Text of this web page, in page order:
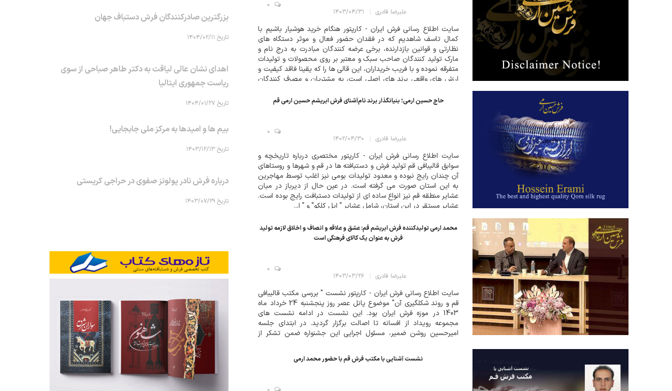
علیرضا قادری ۱۴۰۳/۰۴/۳۱
0
سایت اطلاع رسانی فرش ایران - کارپتور هنگام خرید هوشیار باشیم با
کمال تاسف شاهدیم که در فقدان حضور فعال و موثر دستگاه های
نظارتی و قوانین بازدارنده، برخی عرضه کنندگان مبادرت به درج نام و
مارک تولید کنندگان صاحب سبک و معتبر بر روی محصولات و تولیدات
متفرقه نموده و با فریب خریداران، این قالی ها را که یقینا فاقد کیفیت و
ارزش های واقعی برند های اصلی است، به مشتریان و مصرف کنندگان
حاج حسین ارمی؛ بنیانگذار برند نام‌آشنای فرش ابریشم حسین ارمی قم
علیرضا قادری ۱۴۰۲/۰۴/۳۰
0
سایت اطلاع رسانی فرش ایران - کارپتور مختصری درباره تاریخچه و
سوابق قالیبافی قم تولید فرش و دستبافته ها در قم و شهرها و روستاهای
آن چندان رایج نبوده و معدود تولیدات بومی نیز اغلب توسط مهاجرین
به این استان صورت می گرفته است. در عین حال از دیرباز در میان
عشایر منطقه قم نیز انواع ساده ای از تولیدات دستبافت رایج بوده است.
عشایر مستقر در این استان، شامل عشایر " ایل کلکو" و " ا...
محمد ارمی تولیدکننده فرش ابریشم قم: عشق و علاقه و انصاف و اخلاق لازمه تولید
فرش به عنوان یک کالای فرهنگی است
علیرضا قادری ۱۴۰۳/۰۳/۲۶
0
سایت اطلاع رسانی فرش ایران - کارپتور نشست " بررسی مکتب قالیبافی
قم و روند شکلگیری آن" موضوع پانل عصر روز پنجشنبه 24 خرداد ماه
1403 در موزه فرش ایران بود. این نشست در ادامه نشست های
مجموعه رویداد از افسانه تا اصالت برگزار گردید. در ابتدای جلسه
امیرحسین روشن ضمیر، مسئول اجرایی این جشنواره ضمن تشکر از
نشست آشنایی با مکتب فرش قم با حضور محمد ارمی
بزرگترین صادرکنندگان فرش دستباف جهان
تاریخ ۱۴۰۴/۰۲/۱۱
اهدای نشان عالی لیاقت به دکتر طاهر صباحی از سوی
ریاست جمهوری ایتالیا
تاریخ ۱۴۰۴/۰۱/۲۷
بیم ها و امیدها به مرکز ملی جابجایی!
تاریخ ۱۴۰۳/۱۲/۱۳
درباره فرش نادر پولونز صفوی در حراجی کریستی
تاریخ ۱۴۰۳/۰۷/۲۹